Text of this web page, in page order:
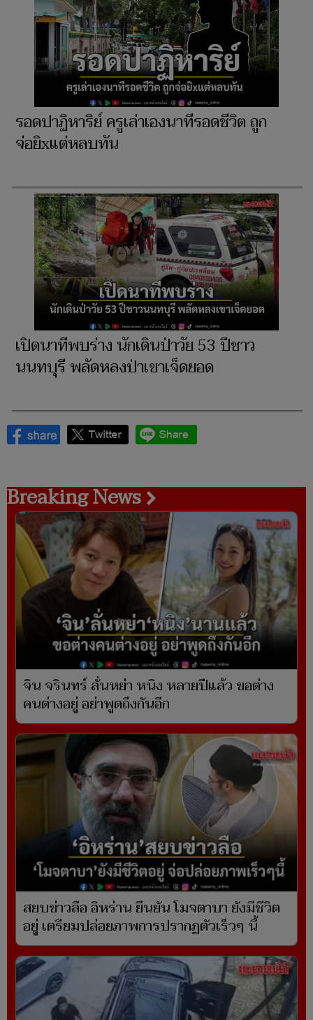
รอดปาฏิหาริย์ ครูเล่าเองนาทีรอดชีวิต ถูก
จ่อยิxแต่หลบทัน
เปิดนาทีพบร่าง นักเดินป่าวัย 53 ปีชาว
นนทบุรี พลัดหลงป่าเขาเจ็ดยอด
Breaking News
จิน จรินทร์ ลั่นหย่า หนิง หลายปีแล้ว ขอต่าง
คนต่างอยู่ อย่าพูดถึงกันอีก
สยบข่าวลือ อิหร่าน ยืนยัน โมจตาบา ยังมีชีวิต
อยู่ เตรียมปล่อยภาพการปรากฏตัวเร็วๆ นี้